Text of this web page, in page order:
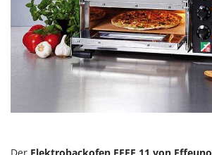
Palettengabeln für Traktoren
Pelletpressen
Pflüge für Traktor
Planierschilder für Traktoren
Pools
Forest Master
Francini
G3 Ferrari
Garofalo